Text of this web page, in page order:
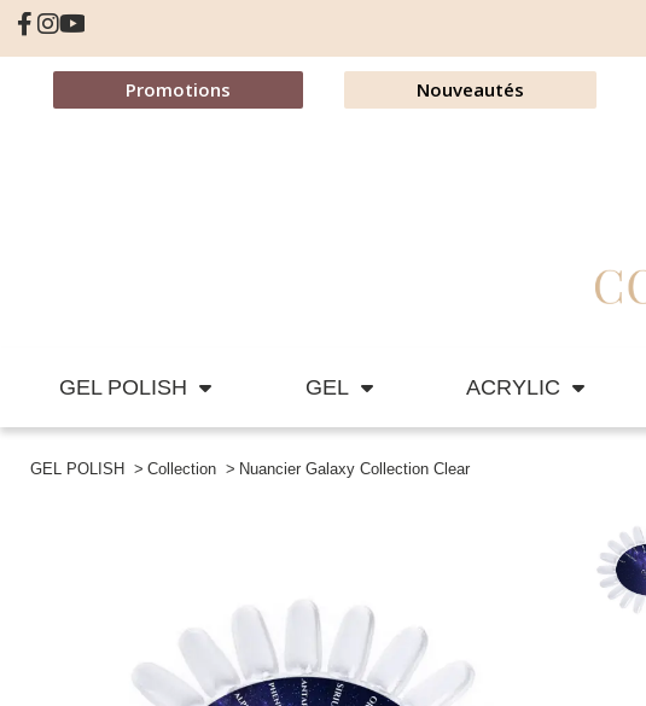
Promotions Nouveautés
GEL POLISH GEL ACRYLIC
GEL POLISH Collection Nuancier Galaxy Collection Clear